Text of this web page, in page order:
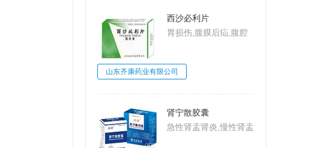
西沙必利片
胃损伤,腹膜后疝,腹腔
大肠梗阻,肠系膜上动脉
山东齐康药业有限公司
肾宁散胶囊
急性肾盂肾炎,慢性肾盂